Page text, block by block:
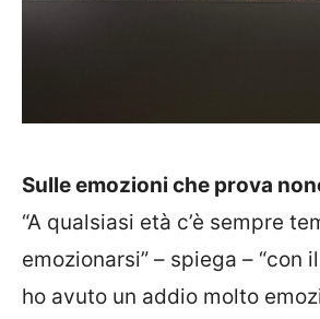
Sulle emozioni che prova
“A qualsiasi età c’è sempre
emozionarsi” – spiega – “con
ho avuto un addio molto